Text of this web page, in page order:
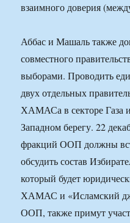
взаимного доверия
Аббас и Машаль также
совместного
выборами. Проводить
двух отдельных
ХАМАСа в секторе Газа
Западном берегу. 22
фракций ООП должны
обсудить состав
который будет
ХАМАС и «Исламский
ООП, также примут